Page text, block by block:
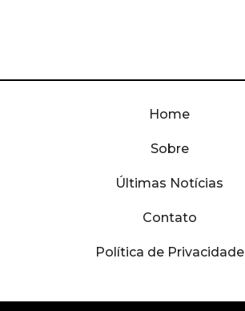
Home
Sobre
Últimas Notícias
Contato
Política de Privacidade